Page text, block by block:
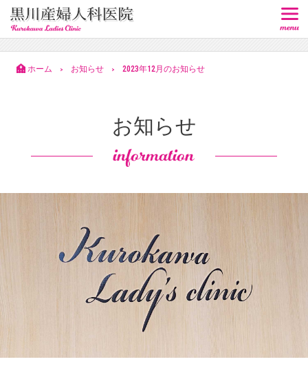
ホーム > お知らせ > 2023年12月のお知らせ
お知らせ
information